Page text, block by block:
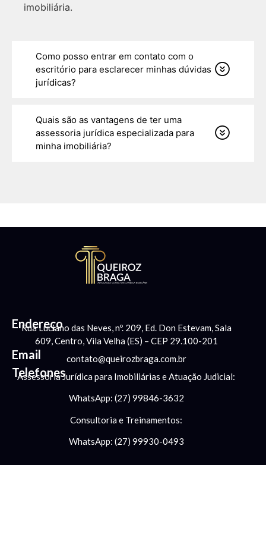
imobiliária.
Como posso entrar em contato com o
escritório para esclarecer minhas dúvidas
jurídicas?
Quais são as vantagens de ter uma
assessoria jurídica especializada para
minha imobiliária?
Endereço
Rua Luciano das Neves, nº. 209, Ed. Don Estevam, Sala
609, Centro, Vila Velha (ES) – CEP 29.100-201
Email contato@queirozbraga.com.br
Telefones
Assessoria Jurídica para Imobiliárias e Atuação Judicial:
WhatsApp: (27) 99846-3632
Consultoria e Treinamentos:
WhatsApp: (27) 99930-0493